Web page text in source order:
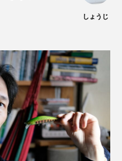
サヨリ
サワガニ
サンマ
シクリッド
しょうじ